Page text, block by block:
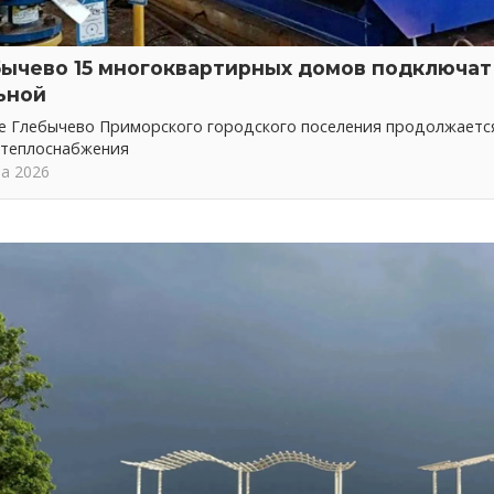
15 многоквартирных домов подключат
Глебычево Приморского городского поселения
2026